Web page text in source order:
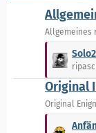
ä
g
e
B
e
i
ä
g
e
Allgemeines
t
z
t
e
Solo2
Original
Original